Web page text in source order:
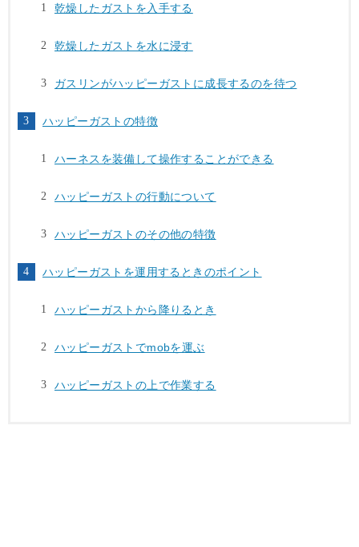
乾燥したガストを入手する
乾燥したガストを水に浸す
ガスリンがハッピーガストに成長するのを待つ
ハッピーガストの特徴
ハーネスを装備して操作することができる
ハッピーガストの行動について
ハッピーガストのその他の特徴
ハッピーガストを運用するときのポイント
ハッピーガストから降りるとき
ハッピーガストでmobを運ぶ
ハッピーガストの上で作業する